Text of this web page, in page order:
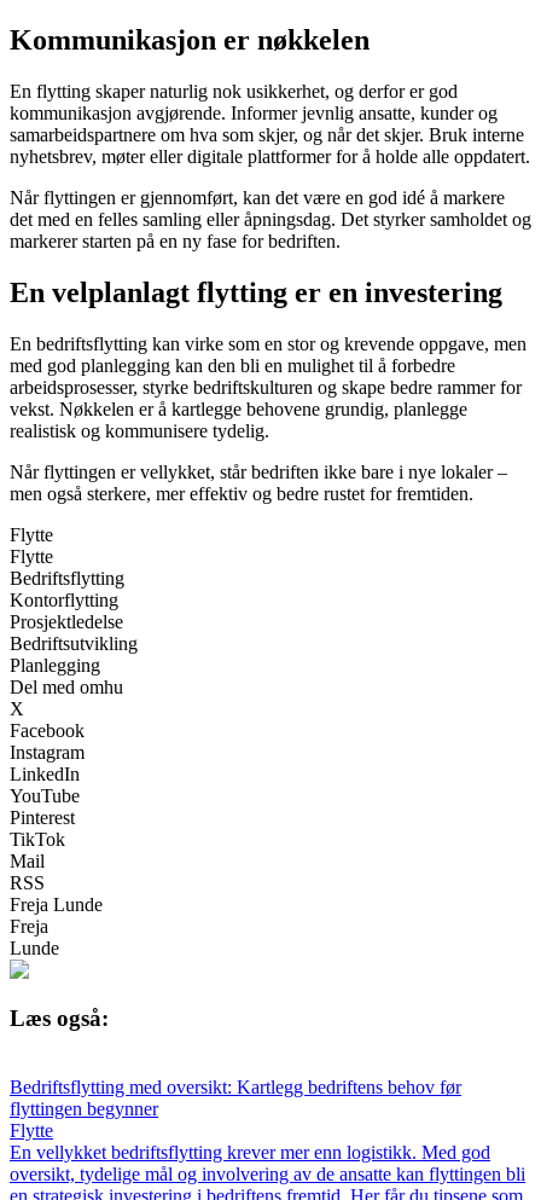
Kommunikasjon er nøkkelen
En flytting skaper naturlig nok usikkerhet, og derfor er god
kommunikasjon avgjørende. Informer jevnlig ansatte, kunder og
samarbeidspartnere om hva som skjer, og når det skjer. Bruk interne
nyhetsbrev, møter eller digitale plattformer for å holde alle oppdatert.
Når flyttingen er gjennomført, kan det være en god idé å markere
det med en felles samling eller åpningsdag. Det styrker samholdet og
markerer starten på en ny fase for bedriften.
En velplanlagt flytting er en investering
En bedriftsflytting kan virke som en stor og krevende oppgave, men
med god planlegging kan den bli en mulighet til å forbedre
arbeidsprosesser, styrke bedriftskulturen og skape bedre rammer for
vekst. Nøkkelen er å kartlegge behovene grundig, planlegge
realistisk og kommunisere tydelig.
Når flyttingen er vellykket, står bedriften ikke bare i nye lokaler –
men også sterkere, mer effektiv og bedre rustet for fremtiden.
Flytte
Flytte
Bedriftsflytting
Kontorflytting
Prosjektledelse
Bedriftsutvikling
Planlegging
Del med omhu
X
Facebook
Instagram
LinkedIn
YouTube
Pinterest
TikTok
Mail
RSS
Freja Lunde
Freja
Lunde
Læs også:
Bedriftsflytting med oversikt: Kartlegg bedriftens behov før
flyttingen begynner
Flytte
En vellykket bedriftsflytting krever mer enn logistikk. Med god
oversikt, tydelige mål og involvering av de ansatte kan flyttingen bli
en strategisk investering i bedriftens fremtid. Her får du tipsene som